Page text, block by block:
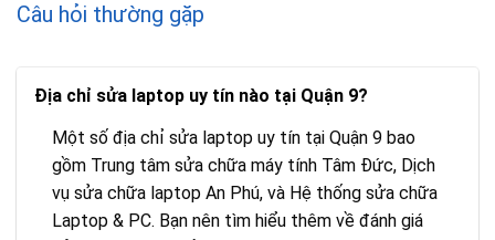
Câu hỏi thường gặp
Địa chỉ sửa laptop uy tín nào tại Quận 9?
Một số địa chỉ sửa laptop uy tín tại Quận 9 bao
gồm Trung tâm sửa chữa máy tính Tâm Đức, Dịch
vụ sửa chữa laptop An Phú, và Hệ thống sửa chữa
Laptop & PC. Bạn nên tìm hiểu thêm về đánh giá